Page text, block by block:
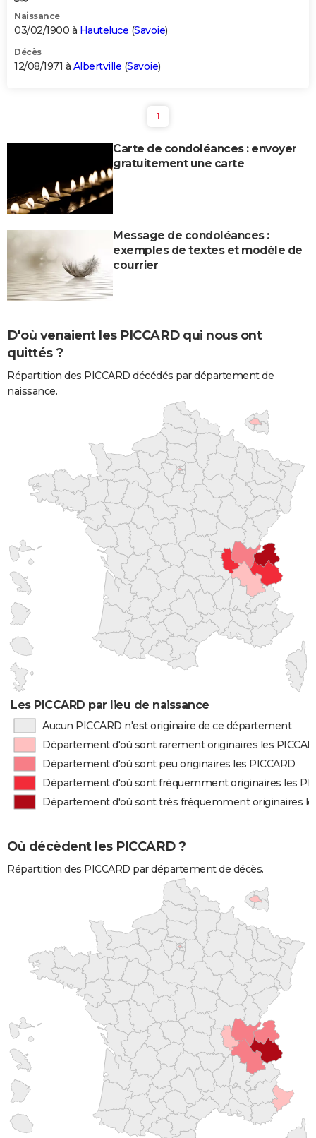
Naissance
03/02/1900 à Hauteluce (Savoie)
Décès
12/08/1971 à Albertville (Savoie)
1
Carte de condoléances : envoyer
gratuitement une carte
Message de condoléances :
exemples de textes et modèle de
courrier
D'où venaient les PICCARD qui nous ont
quittés ?
Répartition des PICCARD décédés par département de
naissance.
Les PICCARD par lieu de naissance
Aucun PICCARD n'est originaire de ce département
Département d'où sont rarement originaires les
Département d'où sont peu originaires les PICCARD
Département d'où sont fréquemment originaires les
Département d'où sont très fréquemment originaires
Où décèdent les PICCARD ?
Répartition des PICCARD par département de décès.